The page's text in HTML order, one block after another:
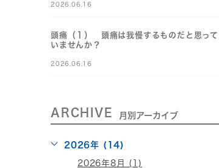
2026.06.16
頭痛（１） 頭痛は我慢するものだと思って
いませんか？
2026.06.16
ARCHIVE 月別アーカイブ
2026年 (14)
2026年8月 (1)